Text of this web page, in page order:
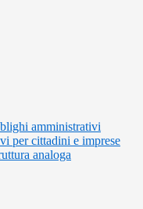
amministrativi
per cittadini e imprese
analoga